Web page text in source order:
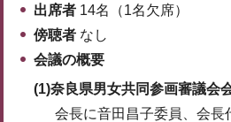
出席者 14名（1名欠席）
傍聴者 なし
会議の概要
(1)奈良県男女共同参画審議会
会長に音田昌子委員、会長